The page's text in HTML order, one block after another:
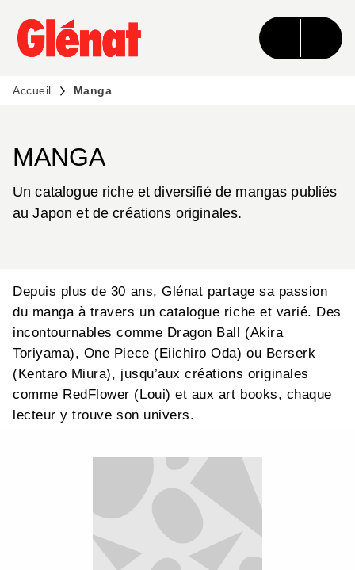
MENU RECHERCHE CONTENU
PIED DE PAGE
Accueil Manga
MANGA
Un catalogue riche et diversifié de mangas publiés
au Japon et de créations originales.
Depuis plus de 30 ans, Glénat partage sa passion
du manga à travers un catalogue riche et varié. Des
incontournables comme Dragon Ball (Akira
Toriyama), One Piece (Eiichiro Oda) ou Berserk
(Kentaro Miura), jusqu’aux créations originales
comme RedFlower (Loui) et aux art books, chaque
lecteur y trouve son univers.